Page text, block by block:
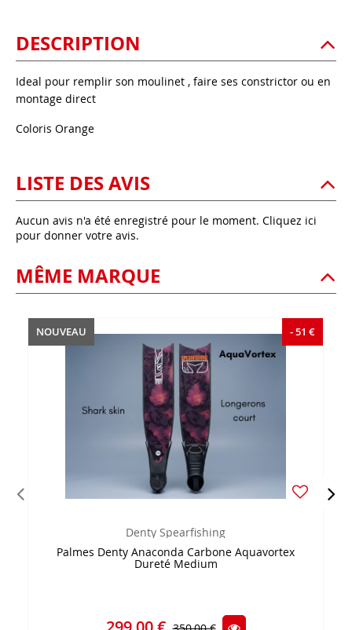
DESCRIPTION
Ideal pour remplir son moulinet , faire ses constrictor ou en
montage direct
Coloris Orange
LISTE DES AVIS
Aucun avis n'a été enregistré pour le moment. Cliquez ici
pour donner votre avis.
MÊME MARQUE
NOUVEAU - 51 €
Denty Spearfishing
Palmes Denty Anaconda Carbone Aquavortex
Dureté Medium